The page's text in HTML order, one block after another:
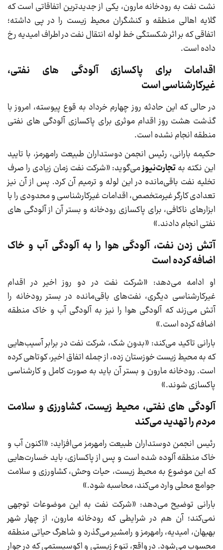
نشت نفت به رودخانه مارون، یکی از جدیدترین اتفاقاتی است که
گلایه اهالی منطقه و کنشگران محیط زیست را در پی داشته؛
اتفاقی که بر اثر شکستگی خط لوله انتقال نفت در اطراف امیدیه رخ
داده است.
اقدامات برای پاکسازی آلودگی های نفتی،
غیرکارشناسی است
در حالی که این حادثه روز چهارم خرداد به قوع پیوسته، امروز با
گذشت هشت روز اقدام موثری برای پاکسازی آلودگی های نفتی
منطقه انجام نشده است.
حکیمه بارانی، رئیس انجمن دوستداران طبیعت رامهرمز، با تایید
این نکته بهتجارت‌نیوزمی‌گوید: «شرکت نفت زمان زیادی را صرف
تخلیه نفت باقی‌مانده در این لوله و ترمیم آن کرد. پس از آن نیز
تعدادی کارگر غیرمتخصص، اقدامات غیرکارشناسی و محدودی را با
ابزارهای ناکافی، برای پاکسازی رودخانه و بستر آن از آلودگی های
نفتی انجام دادند.»
آتش زدن نفت، آلودگی هوا را به آلودگی آب و خاک
اضافه کرده است
او ادامه می‌دهد: «شرکت نفت در دو روز اخیر در اقدام
غیرکارشناسی دیگری، نفت‌های باقی‌مانده در بستر رودخانه را
آتش می‌زند که آلودگی هوا را نیز به آلودگی آب و خاک منطقه
اضافه کرده است.»
بارانی تاکید می‌کند: «بدون شک، شرکت نفت در برابر آسیب‌هایی
که به محیط زیست خوزستان زده، از جمله اتفاق اخیر، کوتاهی کرده
است. رودخانه مارون و بستر آن باید به صورت کامل و کارشناسی
پاکسازی شوند.»
آلودگی های نفتی، محیط زیست، کشاورزی و سلامت
مردم را تهدید می‌کند
رئیس انجمن دوستداران طبیعت رامهرمز می‌افزاید: «اکنون آب و
خاک منطقه آلوده شده است و پس از پاکسازی، باید خسارت‌هایی
که این موضوع به محیط زیست، حیات وحش، کشاورزی و سلامت
جوامع محلی وارد می‌کند، محاسبه شود.»
بارانی توضیح می‌دهد: «شرکت نفت به این موضوعات توجهی
نمی‌کند؛ آن هم در شرایطی که رودخانه مارون، از چهار شهر
بهبهان، امیدیه، رامهرمز و رامشیر می‌گذرد و شاهرگ حیاتی منطقه
محسوب می‌شود. در واقع، تنوع زیستی و اکوسیستمی که در جوار